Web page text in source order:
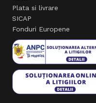
Plata si livrare
SICAP
Fonduri Europene